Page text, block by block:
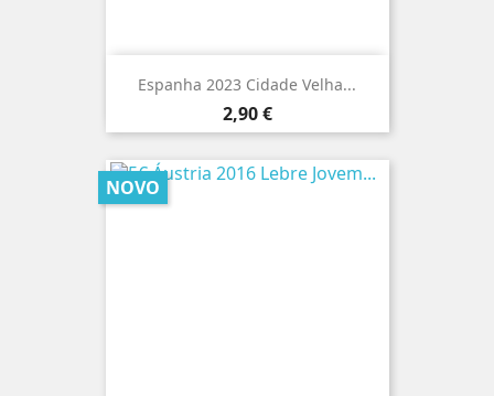
Espanha 2023 Cidade Velha...
Preço
2,90 €
NOVO